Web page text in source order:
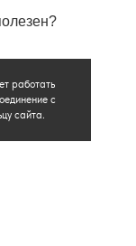
работать
с
сайта.